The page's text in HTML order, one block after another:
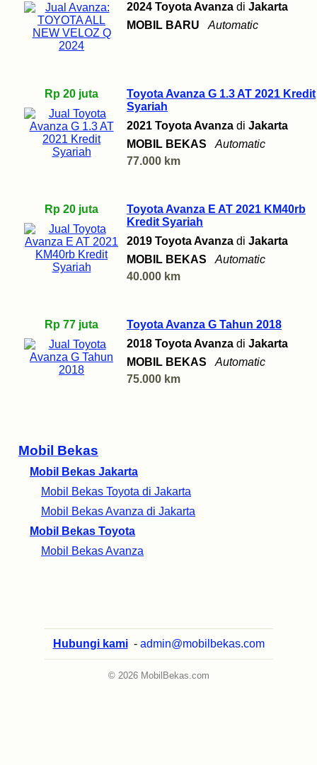
Mobil Bekas
Mobil Bekas Jakarta
Mobil Bekas Toyota di Jakarta
Mobil Bekas Avanza di Jakarta
Mobil Bekas Toyota
Mobil Bekas Avanza
2024 Toyota Avanza di Jakarta
MOBIL BARU
Automatic
Rp 20 juta
Toyota Avanza G 1.3 AT 2021 Kredit
Syariah
2021 Toyota Avanza di Jakarta
MOBIL BEKAS
Automatic
77.000 km
Rp 20 juta
Toyota Avanza E AT 2021 KM40rb
Kredit Syariah
2019 Toyota Avanza di Jakarta
MOBIL BEKAS
Automatic
40.000 km
Rp 77 juta
Toyota Avanza G Tahun 2018
2018 Toyota Avanza di Jakarta
MOBIL BEKAS
Automatic
75.000 km
Hubungi kami - admin@mobilbekas.com
© 2026 MobilBekas.com